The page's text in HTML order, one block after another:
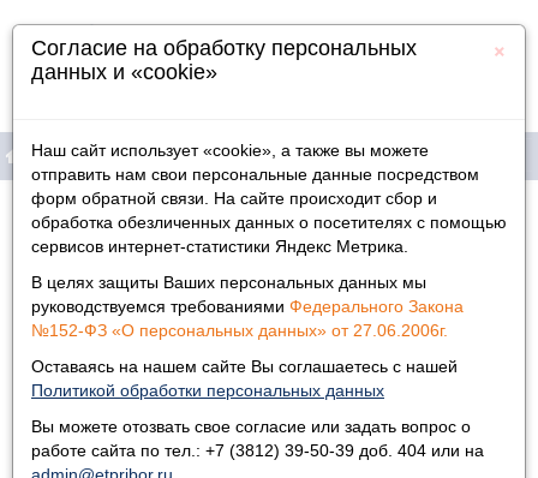
×
Согласие на обработку персональных
данных и «cookie»
Наш сайт использует «cookie», а также вы можете
отправить нам свои персональные данные посредством
форм обратной связи. На сайте происходит сбор и
обработка обезличенных данных о посетителях с помощью
сервисов интернет-статистики Яндекс Метрика.
В целях защиты Ваших персональных данных мы
руководствуемся требованиями Федерального Закона
№152-ФЗ «О персональных данных» от 27.06.2006г.
Оставаясь на нашем сайте Вы соглашаетесь с нашей
Политикой обработки персональных данных
Вы можете отозвать свое согласие или задать вопрос о
работе сайта по тел.: +7 (3812) 39-50-39 доб. 404 или на
Продукция
Информация
Физическим лицам
Дилеры
Главная » Новости »
Новости
26.06.2024
Сотрудники Электроточприбора продолжают учиться
Сотрудники Электроточприбора
продолжают учиться принципам
бережливого производства.
На прошлой неделе работники ПО